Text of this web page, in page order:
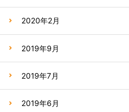
2020年2月
2019年9月
2019年7月
2019年6月